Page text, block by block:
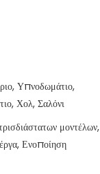
Υπνοδωμάτιο,
Χολ, Σαλόνι
μοντέλων,
Ενοποίηση